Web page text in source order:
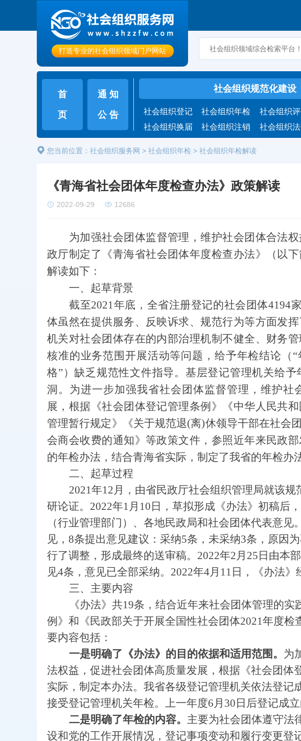
打造专业的社会组织领域门户网站
首
页
通 知
公 告
社会组织规范化建设
社会组织登记 社会组织年检 社会组织
社会组织换届
社会组织注销 社会组织
您当前位置： 社会组织服务网 > 社会组织年检 > 社会组织年检解读
《青海省社会团体年度检查办法》政策解读
2022-09-29 12686
为加强社会团体监督管理，维护社会团体合法
政厅制定了《青海省社会团体年度检查办法》（以
解读如下：
一、起草背景
截至2021年底，全省注册登记的社会团体4194
体虽然在提供服务、反映诉求、规范行为等方面发
机关对社会团体存在的内部治理机制不健全、财务
核准的业务范围开展活动等问题，给予年检结论（
格”）缺乏规范性文件指导。基层登记管理机关给
洞。 为进一步加强我省社会团体监督管理，维护
展，根据《社会团体登记管理条例》《中华人民共
管理暂行规定》《关于规范退(离)休领导干部在社会
会商会收费的通知》等政策文件，参照近年来民政
的年检办法，结合青海省实际，制定了我省的年检办法
二、起草过程
2021年12月，由省民政厅社会组织管理局就该
研论证。 2022年1月10日，草拟形成《办法》初稿后
（行业管理部门）、各地民政局和社会团体代表意
见，8条提出意见建议：采纳5条，未采纳3条，原因
行了调整，形成最终的送审稿。2022年2月25日由本
见4条，意见已全部采纳。2022年4月11日，《办法》
三、主要内容
《办法》共19条，结合近年来社会团体管理的实
例》和《民政部关于开展全国性社会团体2021年度
要内容包括：
一是明确了《办法》的目的依据和适用范围。 为
法权益，促进社会团体高质量发展，根据《社会团体
实际，制定本办法。我省各级登记管理机关依法登记
接受登记管理机关年检。上一年度6月30日后登记成
二是明确了年检的内容。 主要为社会团体遵守法
设和党的工作开展情况，登记事项变动和履行变更登